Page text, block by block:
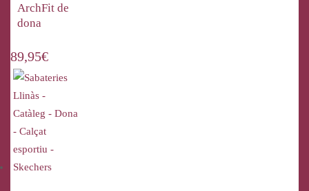
ArchFit de
dona
89,95€